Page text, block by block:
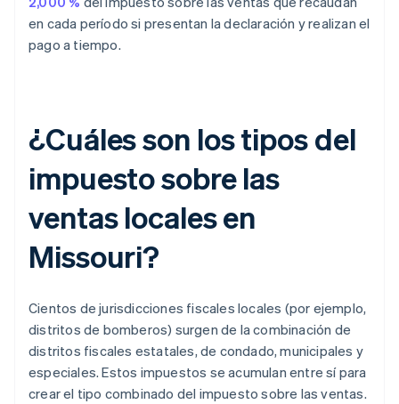
en cada período si presentan la declaración y realizan el
pago a tiempo.
¿Cuáles son los tipos del
impuesto sobre las
ventas locales en
Missouri?
Cientos de jurisdicciones fiscales locales (por ejemplo,
distritos de bomberos) surgen de la combinación de
distritos fiscales estatales, de condado, municipales y
especiales. Estos impuestos se acumulan entre sí para
crear el tipo combinado del impuesto sobre las ventas.